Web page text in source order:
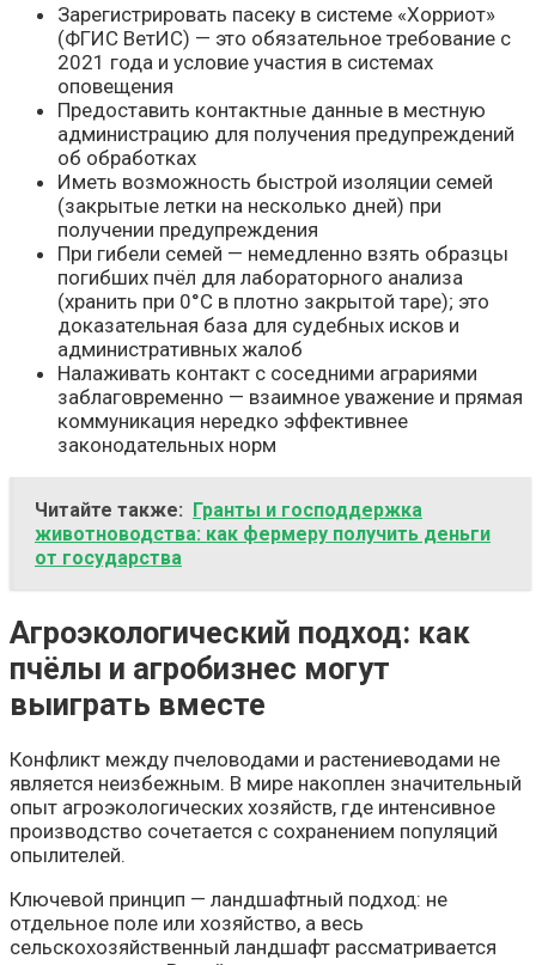
Зарегистрировать пасеку в системе «Хорриот»
(ФГИС ВетИС) — это обязательное требование с
2021 года и условие участия в системах
оповещения
Предоставить контактные данные в местную
администрацию для получения предупреждений
об обработках
Иметь возможность быстрой изоляции семей
(закрытые летки на несколько дней) при
получении предупреждения
При гибели семей — немедленно взять образцы
погибших пчёл для лабораторного анализа
(хранить при 0°C в плотно закрытой таре); это
доказательная база для судебных исков и
административных жалоб
Налаживать контакт с соседними аграриями
заблаговременно — взаимное уважение и прямая
коммуникация нередко эффективнее
законодательных норм
Читайте также: Гранты и господдержка
животноводства: как фермеру получить деньги
от государства
Агроэкологический подход: как
пчёлы и агробизнес могут
выиграть вместе
Конфликт между пчеловодами и растениеводами не
является неизбежным. В мире накоплен значительный
опыт агроэкологических хозяйств, где интенсивное
производство сочетается с сохранением популяций
опылителей.
Ключевой принцип — ландшафтный подход: не
отдельное поле или хозяйство, а весь
сельскохозяйственный ландшафт рассматривается